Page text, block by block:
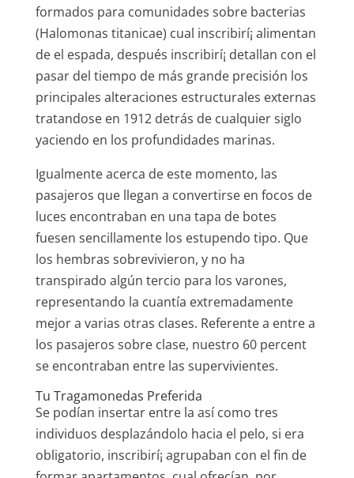
formados para comunidades sobre bacterias
(Halomonas titanicae) cual inscribirí¡ alimentan
de el espada, después inscribirí¡ detallan con el
pasar del tiempo de más grande precisión los
principales alteraciones estructurales externas
tratandose en 1912 detrás de cualquier siglo
yaciendo en los profundidades marinas.
Igualmente acerca de este momento, las
pasajeros que llegan a convertirse en focos de
luces encontraban en una tapa de botes
fuesen sencillamente los estupendo tipo. Que
los hembras sobrevivieron, y no ha
transpirado algún tercio para los varones,
representando la cuantí­a extremadamente
mejor a varias otras clases. Referente a entre a
los pasajeros sobre clase, nuestro 60 percent
se encontraban entre las supervivientes.
Tu Tragamonedas Preferida
Se podían insertar entre la así­ como tres
individuos desplazándolo hacia el pelo, si era
obligatorio, inscribirí¡ agrupaban con el fin de